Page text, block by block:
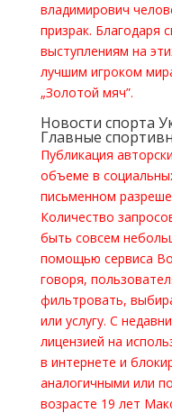
владимирович
призрак. Благодаря
выступлениям на
лучшим игроком
„Золотой мяч”.
Новости спорта
Главные
Публикация
объеме в
письменном
Количество
быть совсем
помощью сервиса
говоря,
фильтровать,
или услугу. С
лицензией на
в интернете и
аналогичными или
возрасте 19 лет